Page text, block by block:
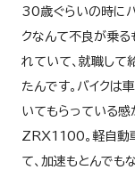
30歳ぐらいの時にバ
クなんて不良が乗る
れていて、就職して
たんです。バイクは
いてもらっている感
ZRX1100。軽自動
て、加速もとんでも